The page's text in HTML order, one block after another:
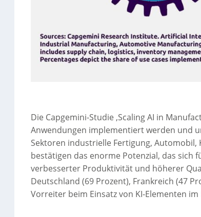
Die Capgemini-Studie ‚Scaling AI in
Anwendungen implementiert werden und
Sektoren industrielle Fertigung,
bestätigen das enorme Potenzial, das sich
verbesserter Produktivität und höherer
Deutschland (69 Prozent), Frankreich (47
Vorreiter beim Einsatz von KI-Elementen